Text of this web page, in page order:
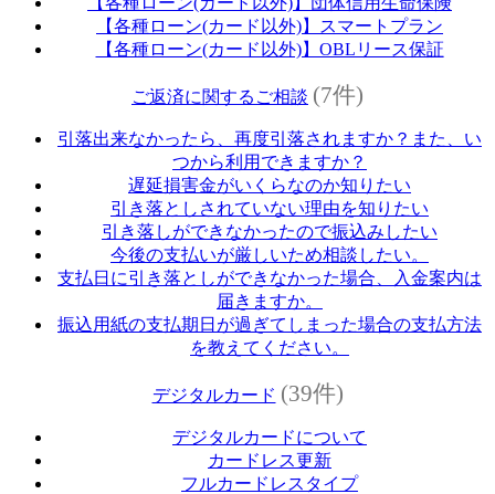
【各種ローン(カード以外)】スマートプラン
【各種ローン(カード以外)】OBLリース保証
ご返済に関するご相談 (7件)
引落出来なかったら、再度引落されますか？また、い
つから利用できますか？
遅延損害金がいくらなのか知りたい
引き落としされていない理由を知りたい
引き落しができなかったので振込みしたい
今後の支払いが厳しいため相談したい。
支払日に引き落としができなかった場合、入金案内は
届きますか。
振込用紙の支払期日が過ぎてしまった場合の支払方法
を教えてください。
デジタルカード (39件)
デジタルカードについて
カードレス更新
フルカードレスタイプ